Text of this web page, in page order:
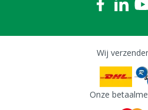
Wij
Onze